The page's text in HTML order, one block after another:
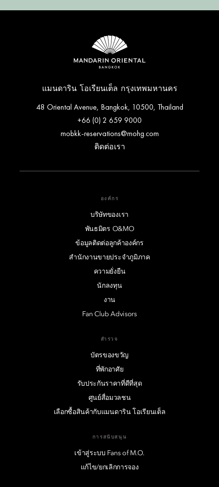
แมนดาริน โอเรียนเต็ล กรุงเทพมหานคร
48 Oriental Avenue, Bangkok, 10500, Thailand
+66 (0) 2 659 9000
mobkk-reservations@mohg.com
ติดต่อเรา
องค์กร
บริษัทของเรา
พันธมิตร O&MO
ข้อมูลติดต่อลูกค้าองค์กร
สำนักงานขายประจำภูมิภาค
ความยั่งยืน
นักลงทุน
งาน
Fan Club Advisors
สำรวจ
บัตรของขวัญ
ที่พักอาศัย
รับประกันราคาที่ดีที่สุด
ศูนย์สื่อมวลชน
เลือกซื้อสินค้ากับแมนดาริน โอเรียนเต็ล
การสนับสนุน
เข้าสู่ระบบ Fans of M.O.
แก้ไข/ยกเลิกการจอง